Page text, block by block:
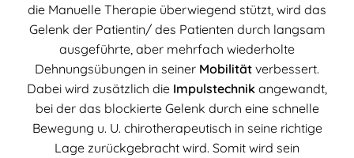
die Manuelle Therapie überwiegend stützt, wird das
Gelenk der Patientin/ des Patienten durch langsam
ausgeführte, aber mehrfach wiederholte
Dehnungsübungen in seiner Mobilität verbessert.
Dabei wird zusätzlich die Impulstechnik angewandt,
bei der das blockierte Gelenk durch eine schnelle
Bewegung u. U. chirotherapeutisch in seine richtige
Lage zurückgebracht wird. Somit wird sein